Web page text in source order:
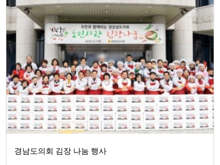
경남도의회 김장 나눔 행사